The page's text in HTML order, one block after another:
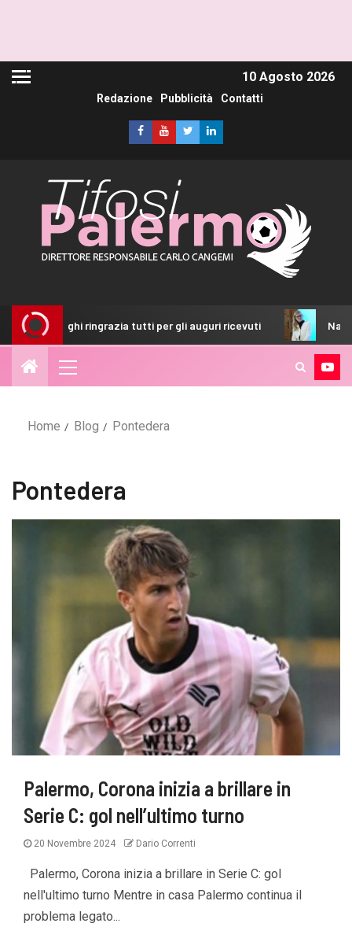
10 Agosto 2026
Redazione Pubblicità Contatti
ringrazia tutti per gli auguri ricevuti Nazionale, la
Home Blog Pontedera
Pontedera
Palermo, Corona inizia a brillare in
Serie C: gol nell’ultimo turno
20 Novembre 2024 Dario Correnti
Palermo, Corona inizia a brillare in Serie C: gol
nell'ultimo turno Mentre in casa Palermo continua il
problema legato...